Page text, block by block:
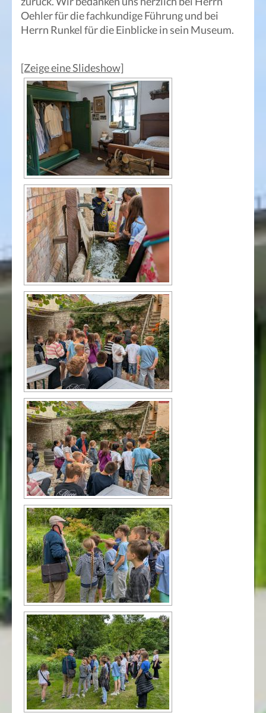
Oehler für die fachkundige Führung und bei
Herrn Runkel für die Einblicke in sein Museum.
[Zeige eine Slideshow]